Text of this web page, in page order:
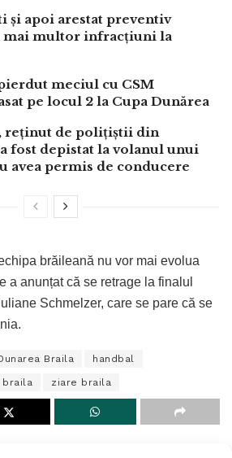
și apoi arestat preventiv
mai multor infracțiuni la
meciul cu CSM
pe locul 2 la Cupa Dunărea
reținut de polițiștii din
fost depistat la volanul unui
avea permis de conducere
brăileană nu vor mai evolua
a anunțat că se retrage la finalul
Schmelzer, care se pare că se
Braila handbal
ziare braila